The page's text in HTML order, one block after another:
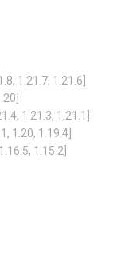
1.21.7, 1.21.6]
1.21.3, 1.21.1]
1.20, 1.19.4]
1.15.2]